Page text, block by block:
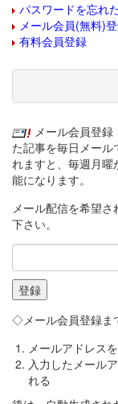
パスワードを忘れ
メール会員(無料)
有料会員登録
メール会員登
た記事を毎日メール
れますと、毎週月
能になります。
メール配信を希望
下さい。
◇メール会員登録ま
メールアドレス
入力したメール
れる